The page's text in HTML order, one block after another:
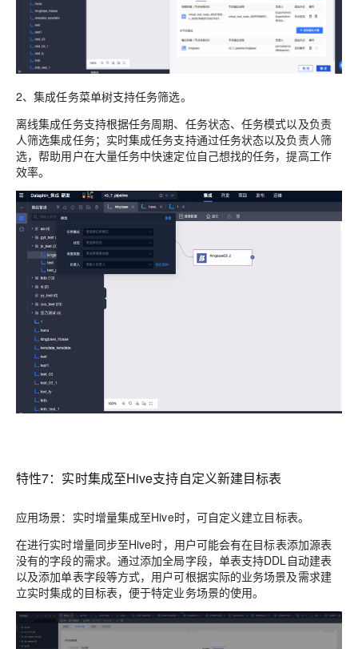
2、集成任务菜单树支持任务筛选。
离线集成任务支持根据任务周期、任务状态、任务模式以及负责
人筛选集成任务；实时集成任务支持通过任务状态以及负责人筛
选，帮助用户在大量任务中快速定位自己想找的任务，提高工作
效率。
特性7：实时集成至Hive支持自定义新建目标表
应用场景：实时增量集成至Hive时，可自定义建立目标表。
在进行实时增量同步至Hive时，用户可能会有在目标表添加源表
没有的字段的需求。通过添加全局字段，单表支持DDL自动建表
以及添加单表字段等方式，用户可根据实际的业务场景及需求建
立实时集成的目标表，便于特定业务场景的使用。